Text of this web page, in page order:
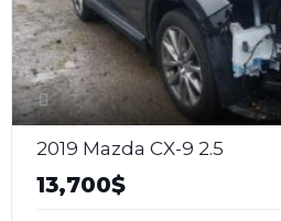
2019 Mazda CX-9 2.5
13,700$